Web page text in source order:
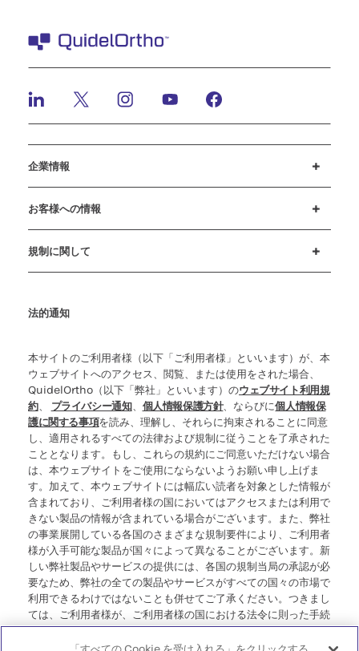
企業情報
お客様への情報
規制に関して
法的通知
本サイトのご利用者様（以下「ご利用者様」といいます）が、本
ウェブサイトへのアクセス、閲覧、または使用をされた場合、
QuidelOrtho（以下「弊社」といいます）のウェブサイト利用規
約、 プライバシー通知、 個人情報保護方針、ならびに個人情報保
護に関する事項を読み、理解し、それらに拘束されることに同意
し、適用されるすべての法律および規制に従うことを了承された
こととなります。もし、これらの規約にご同意いただけない場合
は、本ウェブサイトをご使用にならないようお願い申し上げま
す。加えて、本ウェブサイトには幅広い読者を対象とした情報が
含まれており、ご利用者様の国においてはアクセスまたは利用で
きない製品の情報が含まれている場合がございます。また、弊社
の事業展開している各国のさまざまな規制要件により、ご利用者
様が入手可能な製品が国々によって異なることがございます。新
しい弊社製品やサービスの提供には、各国の規制当局の承認が必
要なため、弊社の全ての製品やサービスがすべての国々の市場で
利用できるわけではないことも併せてご了承ください。つきまし
ては、ご利用者様が、ご利用者様の国における法令に則った手続
き、規制、登録、または使用に準拠していない可能性のある情報
にアクセスすることについて、弊社が一切の責任を負わないこと